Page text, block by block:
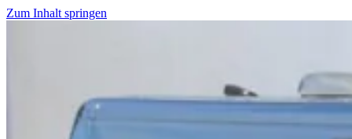
Zum Inhalt springen